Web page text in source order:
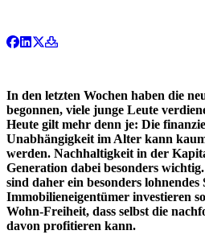
In den letzten Wochen haben die
begonnen, viele junge Leute
Heute gilt mehr denn je: Die
Unabhängigkeit im Alter kann
werden. Nachhaltigkeit in der
Generation dabei besonders
sind daher ein besonders lohnendes
Immobilieneigentümer investieren
Wohn-Freiheit, dass selbst die
davon profitieren kann.